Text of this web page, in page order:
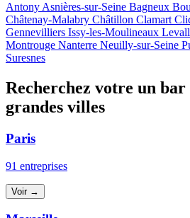
Antony Asnières-sur-Seine Bagneux
Châtenay-Malabry Châtillon Clamart
Gennevilliers Issy-les-Moulineaux
Montrouge Nanterre Neuilly-sur-Seine
Suresnes
Recherchez votre un
grandes villes
Paris
91 entreprises
Voir →